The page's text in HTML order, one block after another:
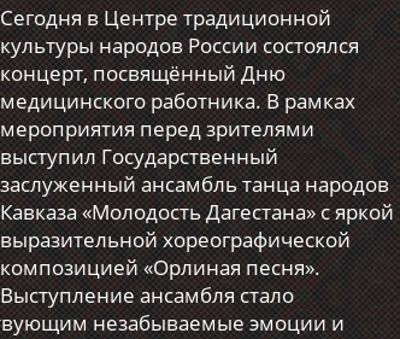
Сегодня в Центре традиционной
культуры народов России состоялся
концерт, посвящённый Дню
медицинского работника. В рамках
мероприятия перед зрителями
выступил Государственный
заслуженный ансамбль танца народов
Кавказа «Молодость Дагестана» с яркой
выразительной хореографической
композицией «Орлиная песня».
Выступление ансамбля стало
незабываемые эмоции и